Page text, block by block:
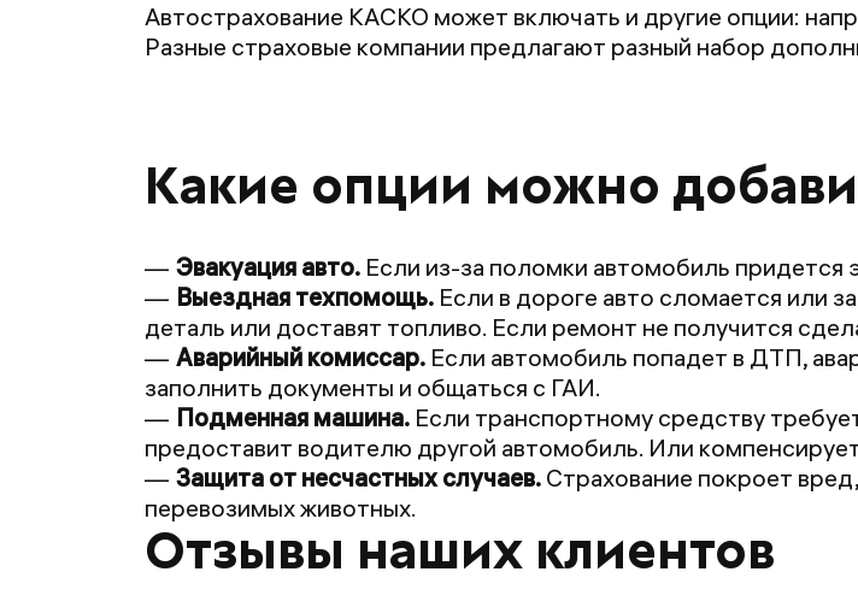
Автострахование КАСКО может включать и другие опции:
Разные страховые компании предлагают разный набор
Какие опции можно
Эвакуация авто. Если из-за поломки автомобиль придется
Выездная техпомощь. Если в дороге авто сломается или
деталь или доставят топливо. Если ремонт не получится
Аварийный комиссар. Если автомобиль попадет в ДТП,
заполнить документы и общаться с ГАИ.
Подменная машина. Если транспортному средству
предоставит водителю другой автомобиль. Или
Защита от несчастных случаев. Страхование покроет
перевозимых животных.
Отзывы наших клиентов